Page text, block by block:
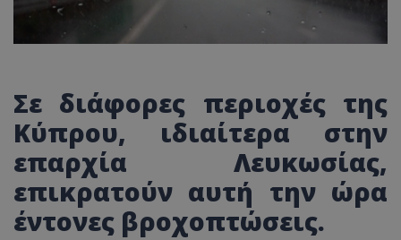
Σε διάφορες περιοχές της
Κύπρου, ιδιαίτερα στην
επαρχία Λευκωσίας,
επικρατούν αυτή την ώρα
έντονες βροχοπτώσεις.